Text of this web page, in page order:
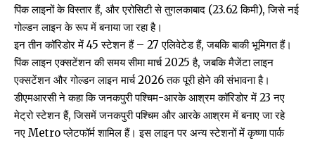
पिंक लाइनों के विस्तार हैं, और एरोसिटी से तुगलकाबाद (23.62 किमी), जिसे नई
गोल्डन लाइन के रूप में बनाया जा रहा है।
इन तीन कॉरिडोर में 45 स्टेशन हैं – 27 एलिवेटेड हैं, जबकि बाकी भूमिगत हैं।
पिंक लाइन एक्सटेंशन की समय सीमा मार्च 2025 है, जबकि मैजेंटा लाइन
एक्सटेंशन और गोल्डन लाइन मार्च 2026 तक पूरी होने की संभावना है।
डीएमआरसी ने कहा कि जनकपुरी पश्चिम-आरके आश्रम कॉरिडोर में 23 नए
मेट्रो स्टेशन हैं, जिसमें जनकपुरी पश्चिम और आरके आश्रम में बनाए जा रहे
नए Metro प्लेटफॉर्म शामिल हैं। इस लाइन पर अन्य स्टेशनों में कृष्णा पार्क